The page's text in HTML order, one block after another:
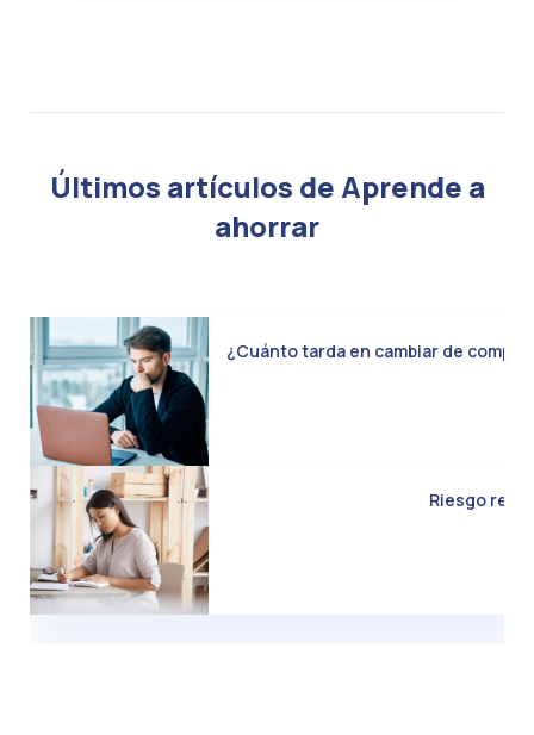
Últimos artículos de Aprende a
ahorrar
¿Cuánto tarda en cambiar de
Riesgo real